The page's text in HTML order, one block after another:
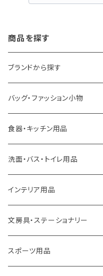
商品を探す
ブランドから探す
LOQI
ideaco
a.depeche
ROOTOTE
100percent
藤田金属
バッグ・ファッション小物
エコバッグ
アクセサリー
トートバッグ
保冷バッグ
リュックサック
食器・キッチン用品
キッチンラック
キッチンペーパーホルダー
食器・テーブルウェア
ゴミ箱
洗面・バス・トイレ用品
洗面用品
掃除・洗濯用品
トイレ用品
インテリア用品
アイロン台
アクセサリー収納
文房具・ステーショナリー
筆記具・ペン
スポーツ用品